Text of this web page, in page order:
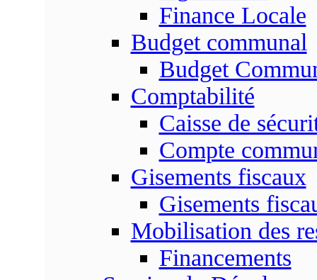
Finance Locale
Budget communal
Budget
Comptabilité
Caisse de
Compte
Gisements fiscaux
Gisements
Mobilisation des
Financements